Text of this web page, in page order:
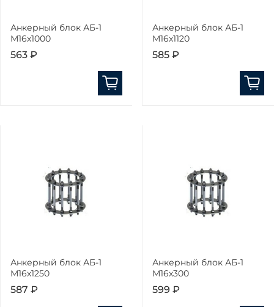
Анкерный блок АБ-1
М16х1000
563 ₽
Анкерный блок АБ-1
М16х1120
585 ₽
Анкерный блок АБ-1
М16х1250
587 ₽
Анкерный блок АБ-1
М16х300
599 ₽